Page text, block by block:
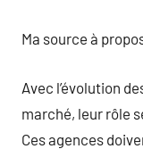
Ma source à
Avec l’évolution
marché, leur rôle
Ces agences